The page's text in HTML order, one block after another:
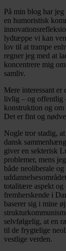
På min blog har
en humoristisk
lydtæppe vi kan
lov til at trampe
regner jeg med at
koncentrere mig
samliv.
Mere interessant
livlig – og offentlig
konstruktion og
Det er fint og
Nogle tror stadig,
dansk
giver en sekterisk
problemer, mens
både neoliberale
totalitære aspekt og
fremherskende i
baserer sig i mine
selvfølgelig, at en
til de frygtelige
vestlige verden.